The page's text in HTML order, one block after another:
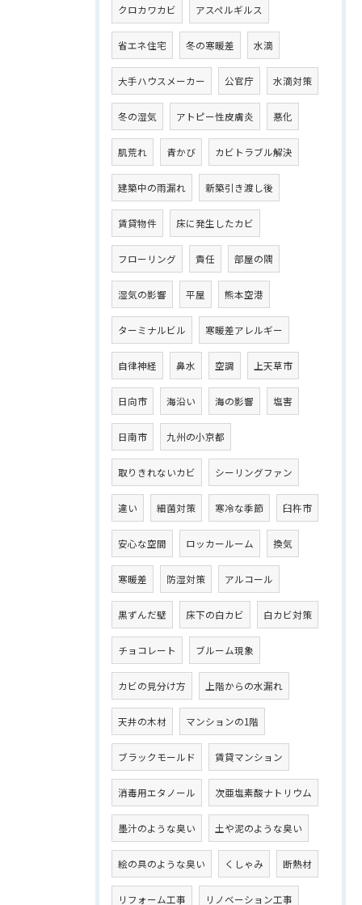
クロカワカビ アスペルギルス
省エネ住宅 冬の寒暖差 水滴
大手ハウスメーカー 公官庁 水滴対策
冬の湿気 アトピー性皮膚炎 悪化
肌荒れ 青かび カビトラブル解決
建築中の雨漏れ 新築引き渡し後
賃貸物件 床に発生したカビ
フローリング 責任 部屋の隅
湿気の影響 平屋 熊本空港
ターミナルビル 寒暖差アレルギー
自律神経 鼻水 空調 上天草市
日向市 海沿い 海の影響 塩害
日南市 九州の小京都
取りきれないカビ シーリングファン
違い 細菌対策 寒冷な季節 臼杵市
安心な空間 ロッカールーム 換気
寒暖差 防湿対策 アルコール
黒ずんだ壁 床下の白カビ 白カビ対策
チョコレート ブルーム現象
カビの見分け方 上階からの水漏れ
天井の木材 マンションの1階
ブラックモールド 賃貸マンション
消毒用エタノール 次亜塩素酸ナトリウム
墨汁のような臭い 土や泥のような臭い
絵の具のような臭い くしゃみ 断熱材
リフォーム工事 リノベーション工事